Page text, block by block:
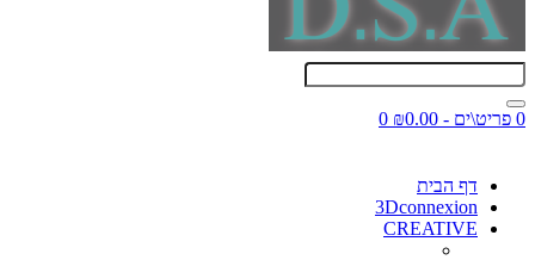
0 פריט\ים - ₪0.00 0
דף הבית
3Dconnexion
CREATIVE